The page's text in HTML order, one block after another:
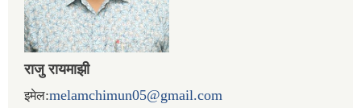
राजु रायमाझी
इमेल:melamchimun05@gmail.com